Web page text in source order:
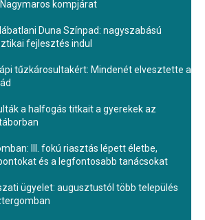
kompjárat
Duna Színpad: nagyszabású
fejlesztés indul
tűzkárosultakért: Mindenét elvesztette a
a halfogás titkait a gyerekek az
III. fokú riasztás lépett életbe,
és a legfontosabb tanácsokat
ügyelet: augusztustól több település